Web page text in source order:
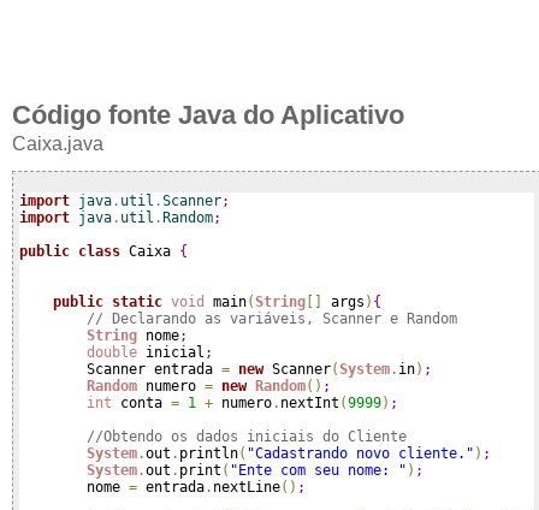
Código fonte Java do Aplicativo
Caixa.java
import java. util .Scanner;
import java. util .Random;
public class Caixa {
public static void main(String [ ] args ) {
// Declarando as variáveis, Scanner e Random
String nome;
double inicial ;
        Scanner entrada
= new Scanner(System. in) ;
Random numero = new Random( ) ;
int conta = 1 + numero. nextInt (9999) ;
//Obtendo os dados iniciais do Cliente
System.out . println( "Cadastrando novo cliente." ) ;
System.out . print ( "Ente com seu nome: " ) ;
        nome
= entrada. nextLine( ) ;